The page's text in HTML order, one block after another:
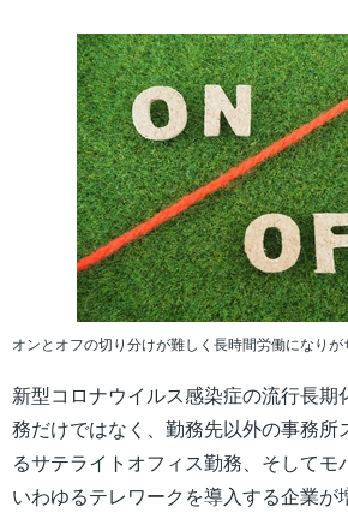
オンとオフの切り分けが難しく長時間労働になりが
新型コロナウイルス感染症の流行長期
務だけではなく、勤務先以外の事務所
るサテライトオフィス勤務、そしてモ
いわゆるテレワークを導入する企業が